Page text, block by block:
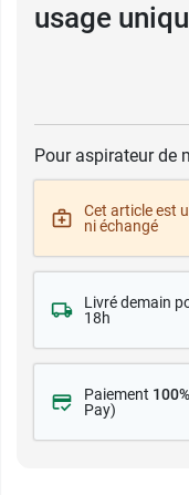
usage
Pour aspirateur de
Cet article est
ni échangé
Livré demain
18h
Paiement
Pay)